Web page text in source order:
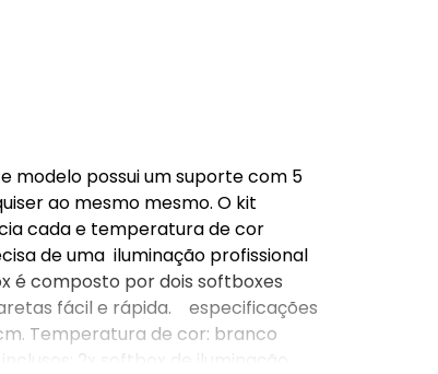
modelo possui um suporte com 5
ao mesmo mesmo. O kit
cada e temperatura de cor
de uma iluminação profissional
é composto por dois softboxes
fácil e rápida. especificações
Temperatura de cor: branco
2x softbox de iluminação